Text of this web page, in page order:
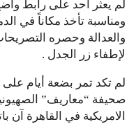
لم يعثر أحد على رابط
ومناسبة تأخذ مكاناً في
والعدالة وحصره
لإطفاء زر الجدل .
لم تكد تمر بضعة أيام
صحيفة “معاريف”
الامريكية في القاهرة